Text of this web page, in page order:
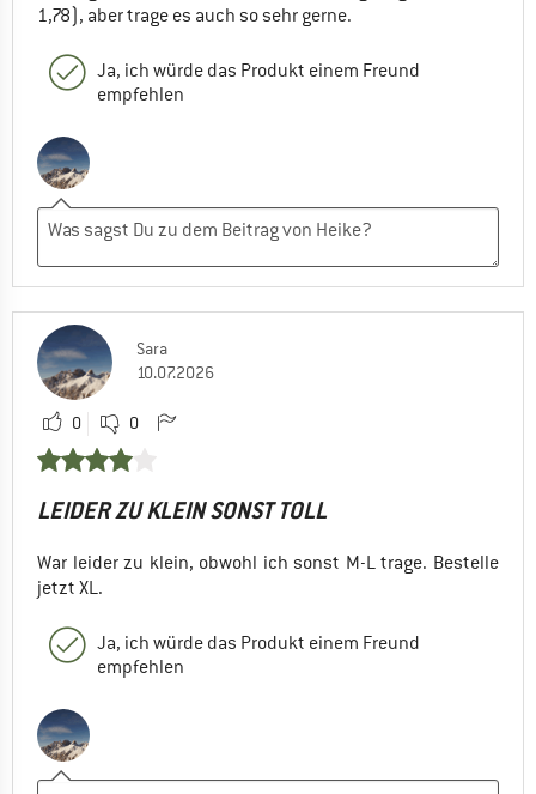
1,78), aber trage es auch so sehr gerne.
Ja, ich würde das Produkt einem Freund
empfehlen
Sara
10.07.2026
0 0
LEIDER ZU KLEIN SONST TOLL
War leider zu klein, obwohl ich sonst M-L trage. Bestelle
jetzt XL.
Ja, ich würde das Produkt einem Freund
empfehlen